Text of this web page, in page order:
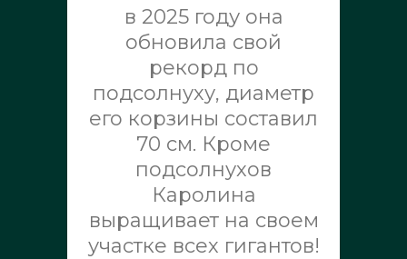
в 2025 году она
обновила свой
рекорд по
подсолнуху, диаметр
его корзины составил
70 см. Кроме
подсолнухов
Каролина
выращивает на своем
участке всех гигантов!